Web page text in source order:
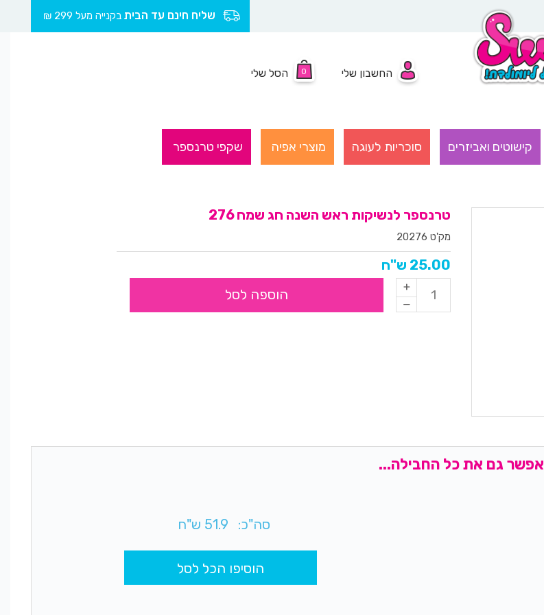
שליח חינם עד הבית בקנייה מעל 299 ₪
החשבון שלי 0 הסל שלי
קישוטים ואביזרים סוכריות לעוגה מוצרי אפיה שקפי טרנספר
טרנספר לנשיקות ראש השנה חג שמח 276
מק'ט 20276
25.00 ש"ח
הוספה לסל
אפשר גם את כל החבילה...
סה"כ: 51.9 ש"ח
הוסיפו הכל לסל